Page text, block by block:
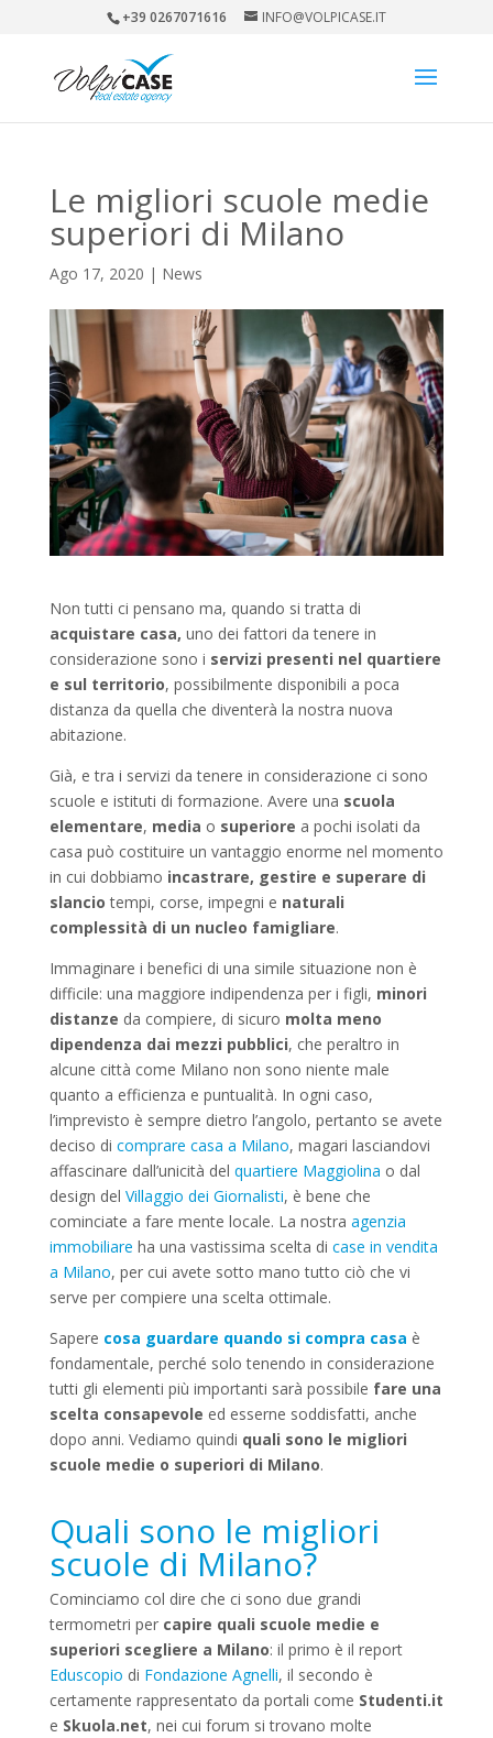
+39 0267071616 INFO@VOLPICASE.IT
Le migliori scuole medie
superiori di Milano
Ago 17, 2020 | News
Non tutti ci pensano ma, quando si tratta di
acquistare casa, uno dei fattori da tenere in
considerazione sono i servizi presenti nel quartiere
e sul territorio, possibilmente disponibili a poca
distanza da quella che diventerà la nostra nuova
abitazione.
Già, e tra i servizi da tenere in considerazione ci sono
scuole e istituti di formazione. Avere una scuola
elementare, media o superiore a pochi isolati da
casa può costituire un vantaggio enorme nel momento
in cui dobbiamo incastrare, gestire e superare di
slancio tempi, corse, impegni e naturali
complessità di un nucleo famigliare.
Immaginare i benefici di una simile situazione non è
difficile: una maggiore indipendenza per i figli, minori
distanze da compiere, di sicuro molta meno
dipendenza dai mezzi pubblici, che peraltro in
alcune città come Milano non sono niente male
quanto a efficienza e puntualità. In ogni caso,
l’imprevisto è sempre dietro l’angolo, pertanto se avete
deciso di comprare casa a Milano, magari lasciandovi
affascinare dall’unicità del quartiere Maggiolina o dal
design del Villaggio dei Giornalisti, è bene che
cominciate a fare mente locale. La nostra agenzia
immobiliare ha una vastissima scelta di case in vendita
a Milano, per cui avete sotto mano tutto ciò che vi
serve per compiere una scelta ottimale.
Sapere cosa guardare quando si compra casa è
fondamentale, perché solo tenendo in considerazione
tutti gli elementi più importanti sarà possibile fare una
scelta consapevole ed esserne soddisfatti, anche
dopo anni. Vediamo quindi quali sono le migliori
scuole medie o superiori di Milano.
Quali sono le migliori
scuole di Milano?
Cominciamo col dire che ci sono due grandi
termometri per capire quali scuole medie e
superiori scegliere a Milano: il primo è il report
Eduscopio di Fondazione Agnelli, il secondo è
certamente rappresentato da portali come Studenti.it
e Skuola.net, nei cui forum si trovano molte